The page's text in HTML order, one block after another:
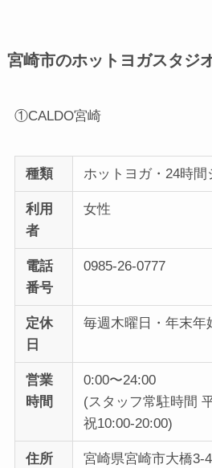
宮崎市のホットヨガスタジ
①CALDO宮崎
種類 ホットヨガ・24時
利用
者
女性
電話
番号
0985-26-0777
定休
日
毎週木曜日・年末年
営業
時間
0:00〜24:00
(スタッフ常駐時間
祝10:00-20:00)
住所 宮崎県宮崎市大橋3-